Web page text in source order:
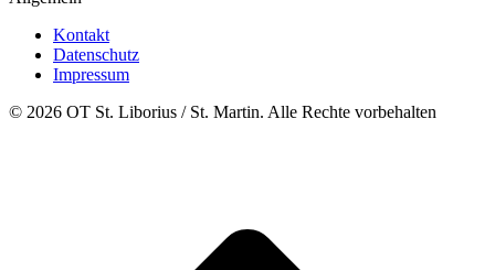
Kontakt
Datenschutz
Impressum
© 2026 OT St. Liborius / St. Martin. Alle Rechte vorbehalten